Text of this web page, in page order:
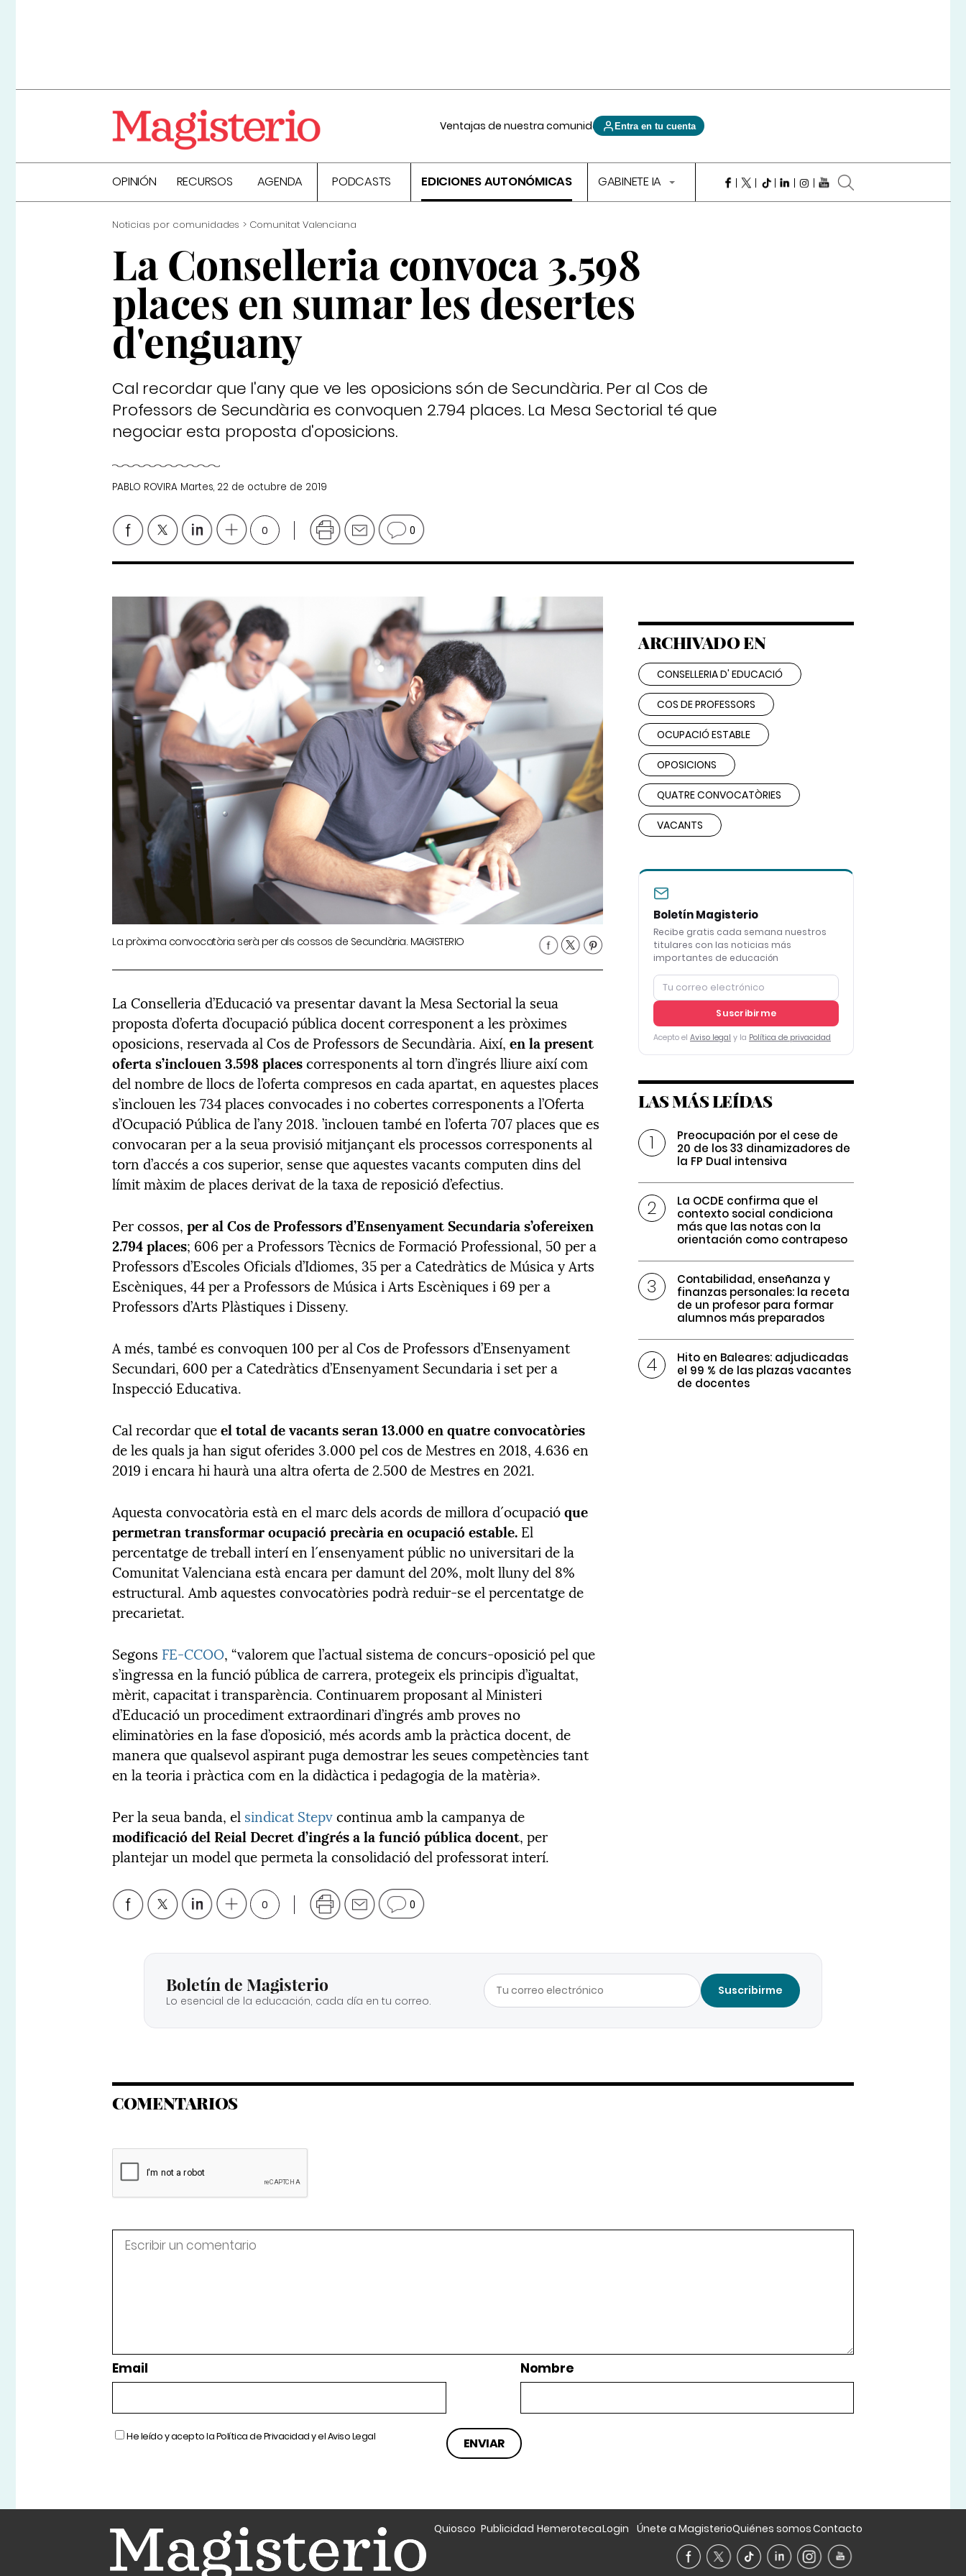
Ventajas de nuestra comunidad Entra en tu cuenta
OPINIÓN RECURSOS AGENDA PODCASTS EDICIONES AUTONÓMICAS GABINETE IA
Noticias por comunidades Comunitat Valenciana
La Conselleria convoca 3.598
places en sumar les desertes
d'enguany
Cal recordar que l'any que ve les oposicions són de Secundària. Per al Cos de
Professors de Secundària es convoquen 2.794 places. La Mesa Sectorial té que
negociar esta proposta d'oposicions.
PABLO ROVIRA Martes, 22 de octubre de 2019
0 0
La pròxima convocatòria serà per als cossos de Secundària. MAGISTERIO
La Conselleria d’Educació va presentar davant la Mesa Sectorial la seua
proposta d’oferta d’ocupació pública docent corresponent a les pròximes
oposicions, reservada al Cos de Professors de Secundària. Així,en la present
oferta s’inclouen 3.598 placescorresponents al torn d’ingrés lliure així com
del nombre de llocs de l’oferta compresos en cada apartat, en aquestes places
s’inclouen les 734 places convocades i no cobertes corresponents a l’Oferta
d’Ocupació Pública de l’any 2018. ’inclouen també en l’oferta 707 places que es
convocaran per a la seua provisió mitjançant els processos corresponents al
torn d’accés a cos superior, sense que aquestes vacants computen dins del
límit màxim de places derivat de la taxa de reposició d’efectius.
Per cossos,per al Cos de Professors d’Ensenyament Secundaria s’ofereixen
2.794 places; 606 per a Professors Tècnics de Formació Professional, 50 per a
Professors d’Escoles Oficials d’Idiomes, 35 per a Catedràtics de Música y Arts
Escèniques, 44 per a Professors de Música i Arts Escèniques i 69 per a
Professors d’Arts Plàstiques i Disseny.
A més, també es convoquen 100 per al Cos de Professors d’Ensenyament
Secundari, 600 per a Catedràtics d’Ensenyament Secundaria i set per a
Inspecció Educativa.
Cal recordar queel total de vacants seran 13.000 en quatre convocatòries
de les quals ja han sigut oferides 3.000 pel cos de Mestres en 2018, 4.636 en
2019 i encara hi haurà una altra oferta de 2.500 de Mestres en 2021.
Aquesta convocatòria està en el marc dels acords de millora d´ocupacióque
permetran transformar ocupació precària en ocupació estable. El
percentatge de treball interí en l´ensenyament públic no universitari de la
Comunitat Valenciana està encara per damunt del 20%, molt lluny del 8%
estructural. Amb aquestes convocatòries podrà reduir-se el percentatge de
precarietat.
Segons FE-CCOO, “valorem que l’actual sistema de concurs-oposició pel que
s’ingressa en la funció pública de carrera, protegeix els principis d’igualtat,
mèrit, capacitat i transparència. Continuarem proposant al Ministeri
d’Educació un procediment extraordinari d’ingrés amb proves no
eliminatòries en la fase d’oposició, més acords amb la pràctica docent, de
manera que qualsevol aspirant puga demostrar les seues competències tant
en la teoria i pràctica com en la didàctica i pedagogia de la matèria».
Per la seua banda, el sindicat Stepvcontinua amb la campanya de
modificació del Reial Decret d’ingrés a la funció pública docent, per
plantejar un model que permeta la consolidació del professorat interí.
0 0
ARCHIVADO EN
CONSELLERIA D' EDUCACIÓ
COS DE PROFESSORS
OCUPACIÓ ESTABLE
OPOSICIONS
QUATRE CONVOCATÒRIES
VACANTS
Boletín Magisterio
Recibe gratis cada semana nuestros
titulares con las noticias más
importantes de educación
Suscribirme
Acepto el Aviso legal y la Política de privacidad
LAS MÁS LEÍDAS
Preocupación por el cese de
20 de los 33 dinamizadores de
la FP Dual intensiva
La OCDE confirma que el
contexto social condiciona
más que las notas con la
orientación como contrapeso
Contabilidad, enseñanza y
finanzas personales: la receta
de un profesor para formar
alumnos más preparados
Hito en Baleares: adjudicadas
el 99 % de las plazas vacantes
de docentes
Boletín de Magisterio
Lo esencial de la educación, cada día en tu correo.
Suscribirme
COMENTARIOS
Email Nombre
He leído y acepto laPolítica de Privacidady elAviso Legal
Quiosco Publicidad HemerotecaLogin Únete a MagisterioQuiénes somosContacto